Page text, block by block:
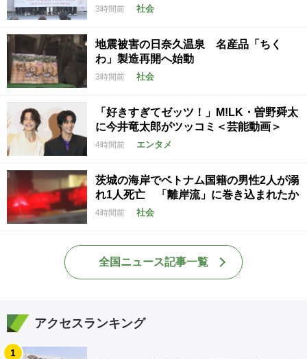
3時間前 社会
地震被害の日奈久温泉 名産品「ちく
わ」製造再開へ始動
3時間前 社会
「好きすぎてゼッツ！」M!LK・曽野舜太
に今井竜太郎がツッコミ＜芸能動画＞
4時間前 エンタメ
茨城の海岸でベトナム国籍の男性2人が溺
れ1人死亡 「離岸流」に巻き込まれたか
4時間前 社会
全国ニュース記事一覧
アクセスランキング
1